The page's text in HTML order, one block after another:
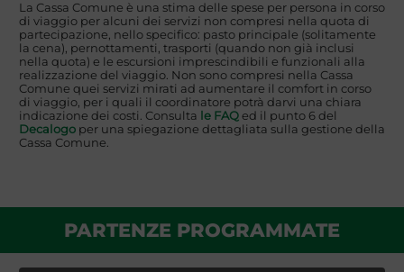
La Cassa Comune è una stima delle spese per persona in corso
di viaggio per alcuni dei servizi non compresi nella quota di
partecipazione, nello specifico: pasto principale (solitamente
la cena), pernottamenti, trasporti (quando non già inclusi
nella quota) e le escursioni imprescindibili e funzionali alla
realizzazione del viaggio. Non sono compresi nella Cassa
Comune quei servizi mirati ad aumentare il comfort in corso
di viaggio, per i quali il coordinatore potrà darvi una chiara
indicazione dei costi. Consulta le FAQed il punto 6 del
Decalogoper una spiegazione dettagliata sulla gestione della
Cassa Comune.
PARTENZE PROGRAMMATE